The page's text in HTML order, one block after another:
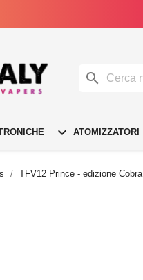

 ATOMIZZATORI
TFV12 Prince - edizione Cobra